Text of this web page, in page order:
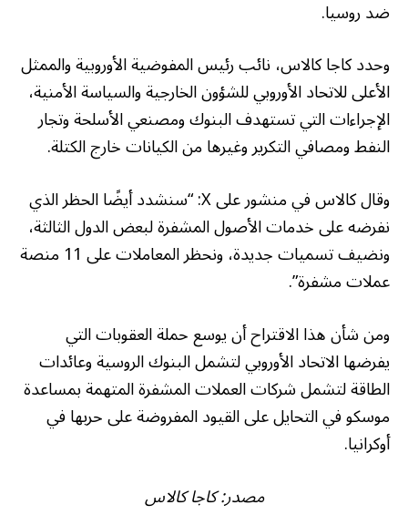
ضد روسيا.
وحدد كاجا كالاس، نائب رئيس المفوضية الأوروبية والممثل
الأعلى للاتحاد الأوروبي للشؤون الخارجية والسياسة الأمنية،
الإجراءات التي تستهدف البنوك ومصنعي الأسلحة وتجار
النفط ومصافي التكرير وغيرها من الكيانات خارج الكتلة.
وقال كالاس في منشور على X: “سنشدد أيضًا الحظر الذي
نفرضه على خدمات الأصول المشفرة لبعض الدول الثالثة،
ونضيف تسميات جديدة، ونحظر المعاملات على 11 منصة
عملات مشفرة”.
ومن شأن هذا الاقتراح أن يوسع حملة العقوبات التي
يفرضها الاتحاد الأوروبي لتشمل البنوك الروسية وعائدات
الطاقة لتشمل شركات العملات المشفرة المتهمة بمساعدة
موسكو في التحايل على القيود المفروضة على حربها في
أوكرانيا.
مصدر:كاجا كالاس